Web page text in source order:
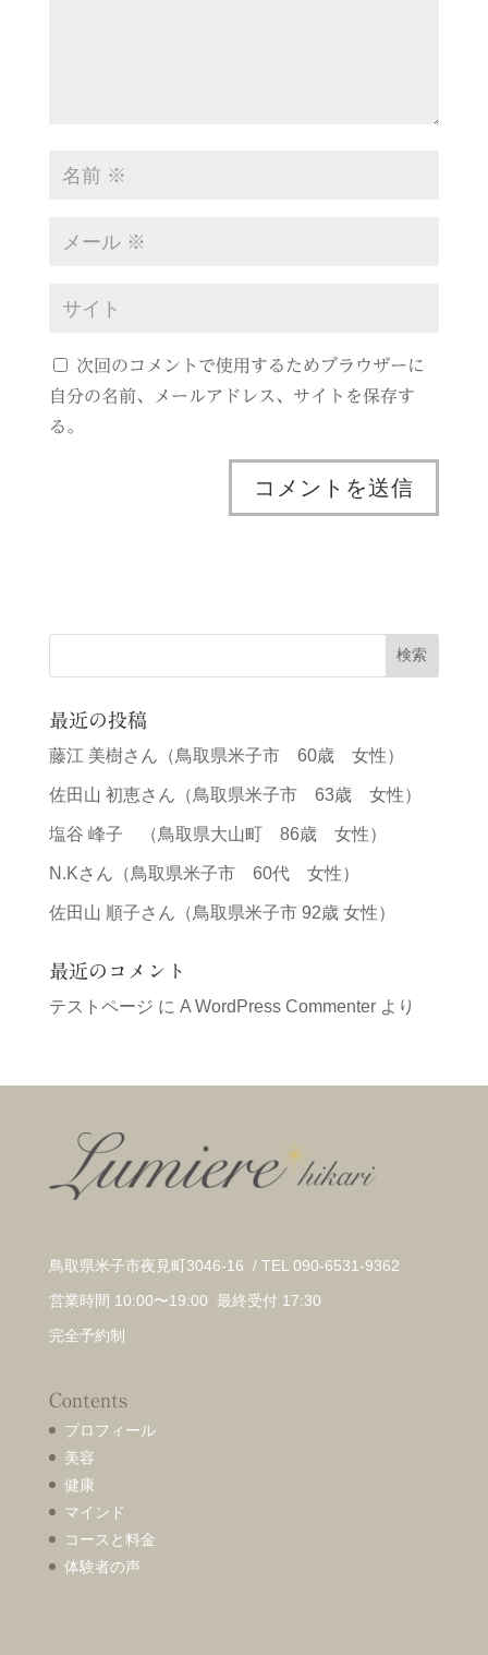
次回のコメントで使用するためブラウザーに
自分の名前、メールアドレス、サイトを保存す
る。
最近の投稿
藤江 美樹さん（鳥取県米子市 60歳 女性）
佐田山 初恵さん（鳥取県米子市 63歳 女性）
塩谷 峰子 （鳥取県大山町 86歳 女性）
N.Kさん（鳥取県米子市 60代 女性）
佐田山 順子さん（鳥取県米子市 92歳 女性）
最近のコメント
テストページ に A WordPress Commenterより
鳥取県米子市夜見町3046-16 / TEL 090-6531-9362
営業時間 10:00〜19:00 最終受付 17:30
完全予約制
Contents
プロフィール
美容
健康
マインド
コースと料金
体験者の声